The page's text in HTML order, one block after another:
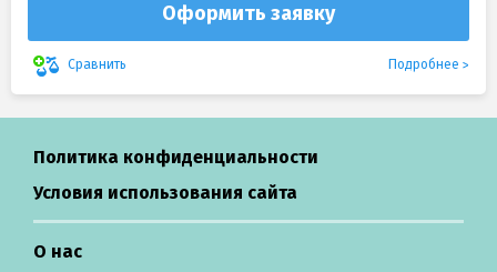
Оформить заявку
Сравнить Подробнее
Политика конфиденциальности
Условия использования сайта
О нас